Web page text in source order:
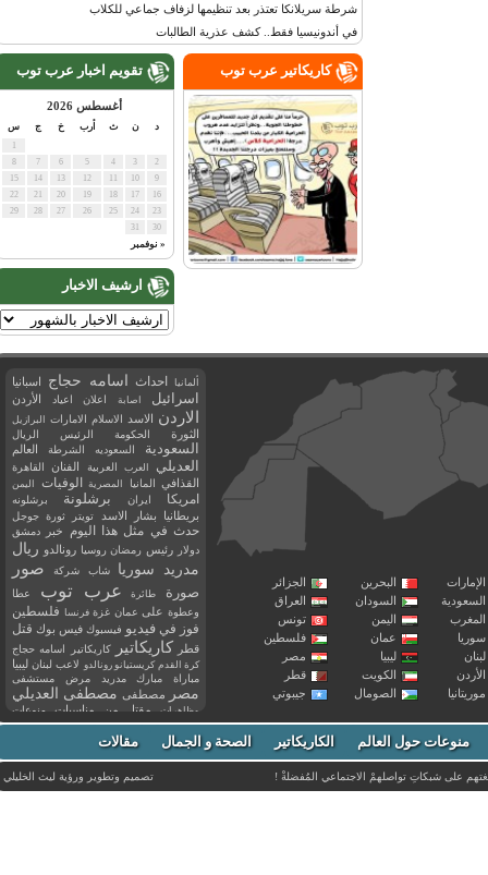
شرطة سريلانكا تعتذر بعد تنظيمها لزفاف جماعي للكلاب
في أندونيسيا فقط.. كشف عذرية الطالبات
تقويم اخبار عرب توب
أغسطس 2026
أرب س
« نوفمبر
ارشيف الاخبار
كاريكاتير عرب توب
البحرين
الجزائر
السودان
العراق
اليمن
تونس
عمان
فلسطين
ليبيا
مصر
الكويت
قطر
الصومال جيبوتي
ألمانيا احداث اسامه حجاج اسبانيا
اسرائيل اصابة اعلان اعياد الأردن
الاردن الاسد الاسلام الامارات البرازيل
الثورة الحكومة الرئيس الريال
السعودية السعوديه الشرطة العالم
العديلي العرب العربية الفنان القاهرة
القذافي المانيا المصرية الوفيات اليمن
امريكا ايران برشلونة برشلونه
بريطانيا بشار الاسد تويتر ثورة جوجل
حدث في مثل هذا اليوم خبر دمشق
دولار رئيس رمضان روسيا رونالدو ريال
مدريد
سوريا شاب شركة صور
صورة طائرة عرب توب
عطا
وعطوة على عمان غزة فرنسا فلسطين
فوز في فيديو فيسبوك فيس بوك قتل
قطر كاريكاتير كاريكاتير اسامه حجاج
كرة القدم كريستيانو رونالدو لاعب لبنان ليبيا
مباراة مبارك مدريد مرض مستشفى
مصر مصطفى مصطفى العديلي
مظاهرات مقتل من مناسبات
منوعات
مواليد
موت ميسي ميلان نادي نشر
وفاة وفيات يوتيوب منوعات حول العالم الكاريكاتير الصحة و الجمال مقالات
على شبكاتِ تواصلهمْ الاجتماعي المُفضلةْ ! تصميم وتطوير ورؤيةليث الخليلي